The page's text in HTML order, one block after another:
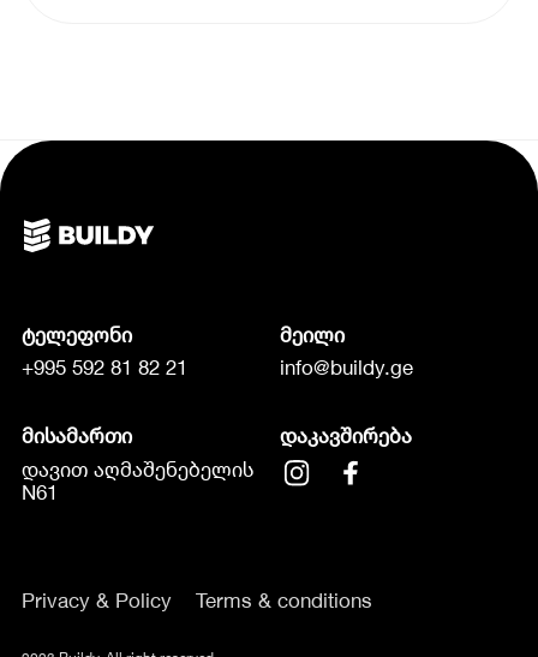
ტელეფონი
+995 592 81 82 21
მეილი
info@buildy.ge
მისამართი
დავით აღმაშენებელის
N61
დაკავშირება
Privacy & Policy Terms & conditions